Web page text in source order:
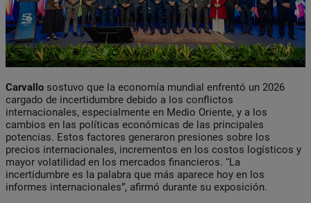
Carvallo sostuvo que la economía mundial enfrentó un 2026
cargado de incertidumbre debido a los conflictos
internacionales, especialmente en Medio Oriente, y a los
cambios en las políticas económicas de las principales
potencias. Estos factores generaron presiones sobre los
precios internacionales, incrementos en los costos logísticos y
mayor volatilidad en los mercados financieros. “La
incertidumbre es la palabra que más aparece hoy en los
informes internacionales”, afirmó durante su exposición.